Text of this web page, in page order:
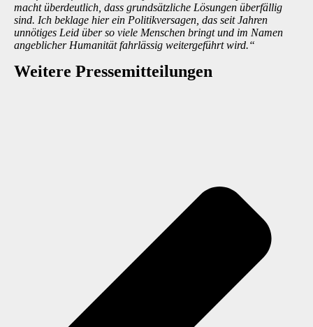
macht überdeutlich, dass grundsätzliche Lösungen überfällig
sind. Ich beklage hier ein Politikversagen, das seit Jahren
unnötiges Leid über so viele Menschen bringt und im Namen
angeblicher Humanität fahrlässig weitergeführt wird.“
Weitere Presse­mitteilungen